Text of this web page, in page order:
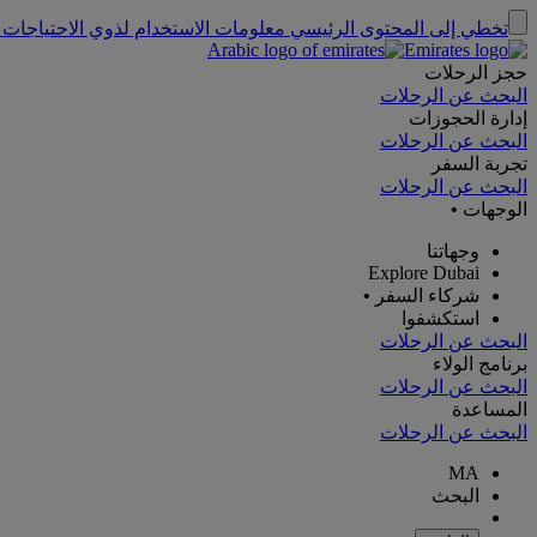
تخطي إلى المحتوى الرئيسي معلومات الاستخدام لذوي
حجز الرحلات
البحث عن الرحلات
إدارة الحجوزات
البحث عن الرحلات
تجربة السفر
البحث عن الرحلات
الوجهات •
وجهاتنا
Explore Dubai
شركاء السفر •
استكشفوا
البحث عن الرحلات
برنامج الولاء
البحث عن الرحلات
المساعدة
البحث عن الرحلات
MA
البحث